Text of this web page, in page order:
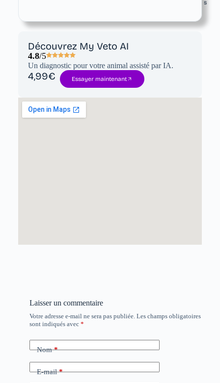
s
Découvrez My Veto AI
4.8/5
Un diagnostic pour votre animal assisté par IA.
4,99€ Essayer maintenant
Laisser un commentaire
Votre adresse e-mail ne sera pas publiée. Les champs obligatoires
sont indiqués avec *
Nom*
E-mail*